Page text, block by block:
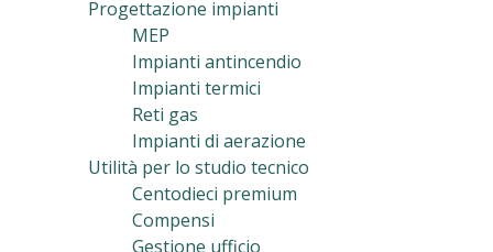
Progettazione impianti
MEP
Impianti antincendio
Impianti termici
Reti gas
Impianti di aerazione
Utilità per lo studio tecnico
Centodieci premium
Compensi
Gestione ufficio